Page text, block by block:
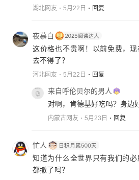
湖北网友 5月22日 回复
夜慕白
这价格也不贵啊！以前免费，现
去不得了？
河北网友 5月22日 回复
来自呼伦贝尔的男人
对啊，肯德基好吃吗？身边
内蒙古网友 5月23日 回复
忙人
知道为什么全世界只有我们的
都撤了吗？